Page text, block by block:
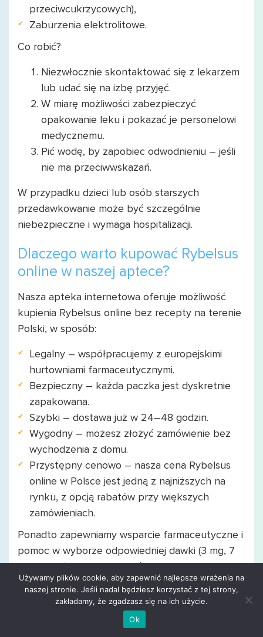
przeciwcukrzycowych),
Zaburzenia elektrolitowe.
Co robić?
Niezwłocznie skontaktować się z lekarzem
lub udać się na izbę przyjęć.
W miarę możliwości zabezpieczyć
opakowanie leku i pokazać je personelowi
medycznemu.
Pić wodę, by zapobiec odwodnieniu – jeśli
nie ma przeciwwskazań.
W przypadku dzieci lub osób starszych
przedawkowanie może być szczególnie
niebezpieczne i wymaga hospitalizacji.
Dlaczego warto kupować Rybelsus
online w naszej aptece?
Nasza apteka internetowa oferuje możliwość
kupienia Rybelsus online bez recepty na terenie
Polski, w sposób:
Legalny – współpracujemy z europejskimi
hurtowniami farmaceutycznymi.
Bezpieczny – każda paczka jest dyskretnie
zapakowana.
Szybki – dostawa już w 24–48 godzin.
Wygodny – możesz złożyć zamówienie bez
wychodzenia z domu.
Przystępny cenowo – nasza cena Rybelsus
online w Polsce jest jedną z najniższych na
rynku, z opcją rabatów przy większych
zamówieniach.
Ponadto zapewniamy wsparcie farmaceutyczne i
pomoc w wyborze odpowiedniej dawki (3 mg, 7
mg, 14 mg). Umożliwiamy również zakup
alternatywnych preparatów, takich jak Ozempic
czy Trulicity.
Jak przechowywać Rybelsus w
Używamy plików cookie, aby zapewnić najlepsze wrażenia na
naszej stronie. Jeśli nadal będziesz korzystać z tej strony,
zakładamy, że zgadzasz się na ich użycie.
Ok